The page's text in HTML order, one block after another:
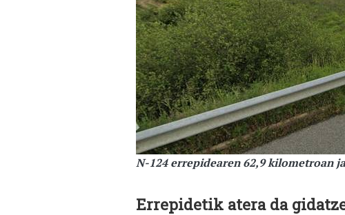
N-124 errepidearen 62,9 kilometroan
Errepidetik atera da